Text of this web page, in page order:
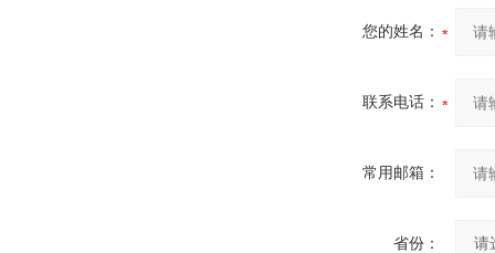
您的姓名：
联系电话：
常用邮箱：
省份：